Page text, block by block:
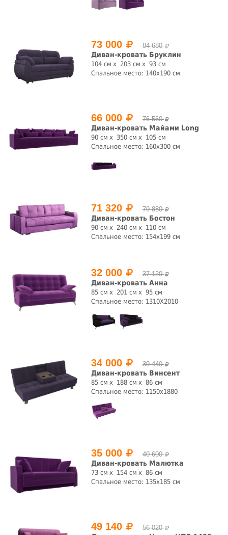
Ширина спального места, см.
73 000 84 680
Диван-кровать Бруклин
104 см 203 см
93 см
Спальное место: 140х190 см
66 000 76 560
Диван-кровать Майами Long
90 см 350 см
105 см
Спальное место: 160x300 см
71 320 79 880
Диван-кровать Бостон
90 см 240 см
110 см
Спальное место: 154x199 см
32 000 37 120
Диван-кровать Анна
85 см 201 см
95 см
Спальное место: 1310Х2010
34 000 39 440
Диван-кровать Винсент
85 см 188 см
86 см
Спальное место: 1150х1880
35 000 40 600
Диван-кровать Малютка
73 см 154 см
86 см
Спальное место: 135х185 см
49 140 56 020